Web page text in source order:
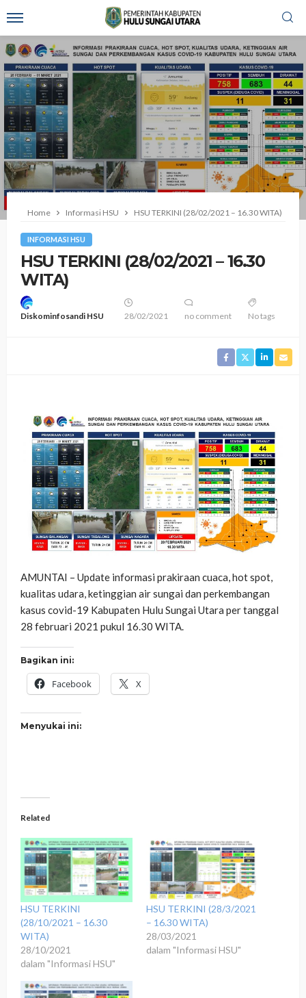
Home Informasi HSU HSU TERKINI (28/02/2021 – 16.30 WITA)
INFORMASI HSU
HSU TERKINI (28/02/2021 – 16.30
WITA)
Diskominfosandi HSU 28/02/2021 no comment No tags
AMUNTAI – Update informasi prakiraan cuaca, hot spot,
kualitas udara, ketinggian air sungai dan perkembangan
kasus covid-19 Kabupaten Hulu Sungai Utara per tanggal
28 februari 2021 pukul 16.30 WITA.
Bagikan ini:
Facebook X
Menyukai ini:
Related
HSU TERKINI
(28/10/2021 – 16.30
WITA)
28/10/2021
dalam "Informasi HSU"
HSU TERKINI (28/3/2021
– 16.30 WITA)
28/03/2021
dalam "Informasi HSU"